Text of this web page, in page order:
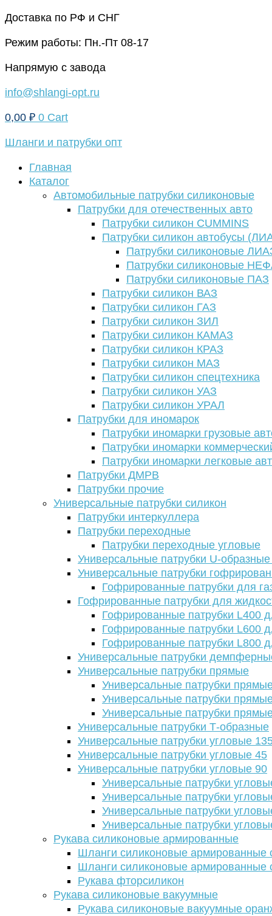
Перейти
содержимому
Доставка по РФ и СНГ
Режим работы: Пн.-Пт 08-17
Напрямую с завода
info@shlangi-opt.ru
0,00 ₽ 0 Cart
Шланги и патрубки опт
Главная
Каталог
Автомобильные патрубки силиконовые
Патрубки для отечественных авто
Патрубки силикон CUMMINS
Патрубки силикон автобусы
Патрубки силиконовые
Патрубки силиконовые
Патрубки силиконовые ПАЗ
Патрубки силикон ВАЗ
Патрубки силикон ГАЗ
Патрубки силикон ЗИЛ
Патрубки силикон КАМАЗ
Патрубки силикон КРАЗ
Патрубки силикон МАЗ
Патрубки силикон спецтехника
Патрубки силикон УАЗ
Патрубки силикон УРАЛ
Патрубки для иномарок
Патрубки иномарки грузовые
Патрубки иномарки
Патрубки иномарки легковые
Патрубки ДМРВ
Патрубки прочие
Универсальные патрубки силикон
Патрубки интеркуллера
Патрубки переходные
Патрубки переходные угловые
Универсальные патрубки U-
Универсальные патрубки
Гофрированные патрубки для
Гофрированные патрубки для
Гофрированные патрубки L400
Гофрированные патрубки L600
Гофрированные патрубки L800
Универсальные патрубки
Универсальные патрубки прямые
Универсальные патрубки
Универсальные патрубки
Универсальные патрубки
Универсальные патрубки Т-образные
Универсальные патрубки угловые
Универсальные патрубки угловые 45
Универсальные патрубки угловые 90
Универсальные патрубки
Универсальные патрубки
Универсальные патрубки
Универсальные патрубки
Рукава силиконовые армированные
Шланги силиконовые армированные
Шланги силиконовые армированные
Рукава фторсиликон
Рукава силиконовые вакуумные
Рукава силиконовые вакуумные